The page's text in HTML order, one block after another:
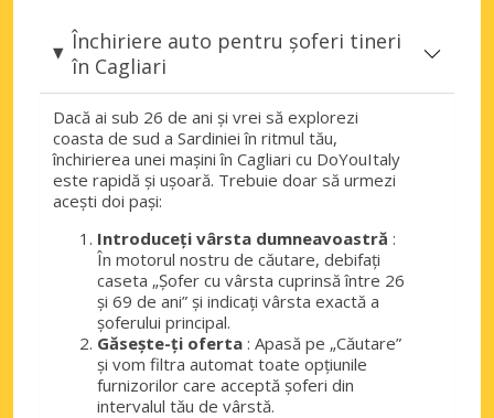
Închiriere auto pentru șoferi tineri
în Cagliari
Dacă ai sub 26 de ani și vrei să explorezi
coasta de sud a Sardiniei în ritmul tău,
închirierea unei mașini în Cagliari cu DoYouItaly
este rapidă și ușoară. Trebuie doar să urmezi
acești doi pași:
Introduceți vârsta dumneavoastră :
În motorul nostru de căutare, debifați
caseta „Șofer cu vârsta cuprinsă între 26
și 69 de ani” și indicați vârsta exactă a
șoferului principal.
Găsește-ți oferta : Apasă pe „Căutare”
și vom filtra automat toate opțiunile
furnizorilor care acceptă șoferi din
intervalul tău de vârstă.